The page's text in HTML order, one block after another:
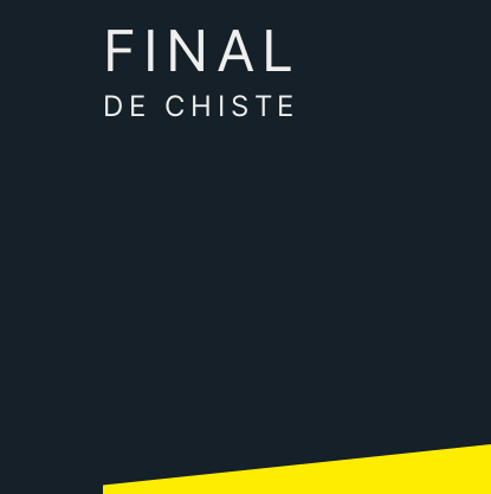
FINAL
DE CHISTE